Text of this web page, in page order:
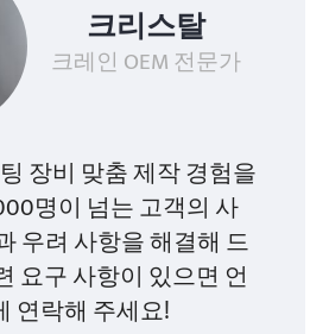
크리스탈
크레인 OEM 전문가
장비 맞춤 제작 경험을
명이 넘는 고객의 사
우려 사항을 해결해 드
요구 사항이 있으면 언
연락해 주세요!